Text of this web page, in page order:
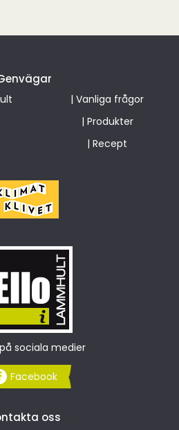
| Vanliga frågor
| Produkter
| Recept
sociala medier
Facebook
oss